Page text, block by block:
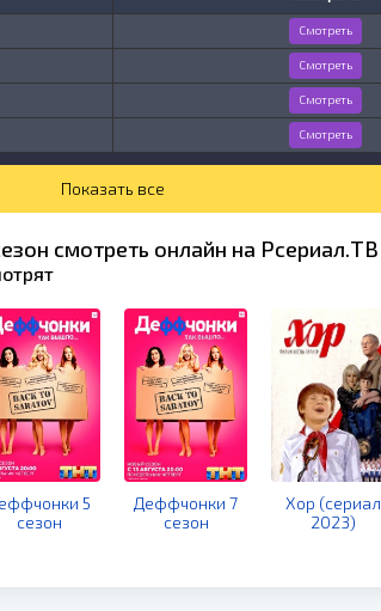
Смотреть
Смотреть
Смотреть
Смотреть
Показать все
смотреть онлайн на Рсериал.ТВ
5
сезон
Деффчонки 7
сезон
Хор (сериал
2023)